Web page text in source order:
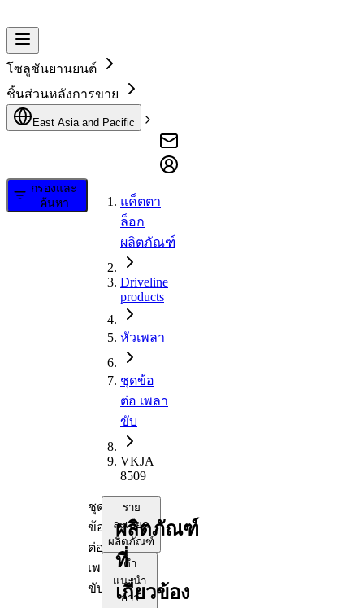
โซลูชันยานยนต์
ชิ้นส่วนหลังการขาย
East Asia and Pacific
กรองและ
ค้นหา
แค็ตตา
ล็อก
ผลิตภัณฑ์
Driveline
products
หัวเพลา
ชุดข้อ
ต่อ เพลา
ขับ
VKJA
8509
ชุด
ข้อ
ต่อ
เพลา
ขับ
ราย
ละเอียด
ผลิตภัณฑ์
คำ
แนะนำ
การ
ผลิตภัณฑ์
ที่
เกี่ยวข้อง